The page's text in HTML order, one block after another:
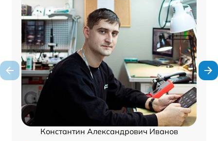
Константин Александрович Иванов